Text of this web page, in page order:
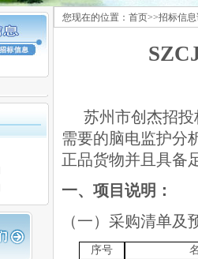
您现在的位置： 首页>>招标信
苏州市创杰招
需要的脑电监护分
正品货物并且具备
一、 项目说明：
（一）采购清单及
序号